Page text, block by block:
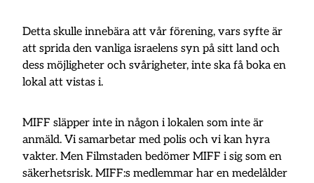
Detta skulle innebära att vår förening, vars syfte är
att sprida den vanliga israelens syn på sitt land och
dess möjligheter och svårigheter, inte ska få boka en
lokal att vistas i.
MIFF släpper inte in någon i lokalen som inte är
anmäld. Vi samarbetar med polis och vi kan hyra
vakter. Men Filmstaden bedömer MIFF i sig som en
säkerhetsrisk. MIFF:s medlemmar har en medelålder